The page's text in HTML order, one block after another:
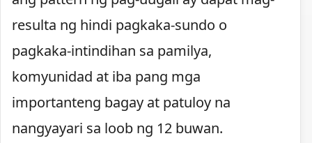
resulta ng hindi pagkaka-sundo o
pagkaka-intindihan sa pamilya,
komyunidad at iba pang mga
importanteng bagay at patuloy na
nangyayari sa loob ng 12 buwan.